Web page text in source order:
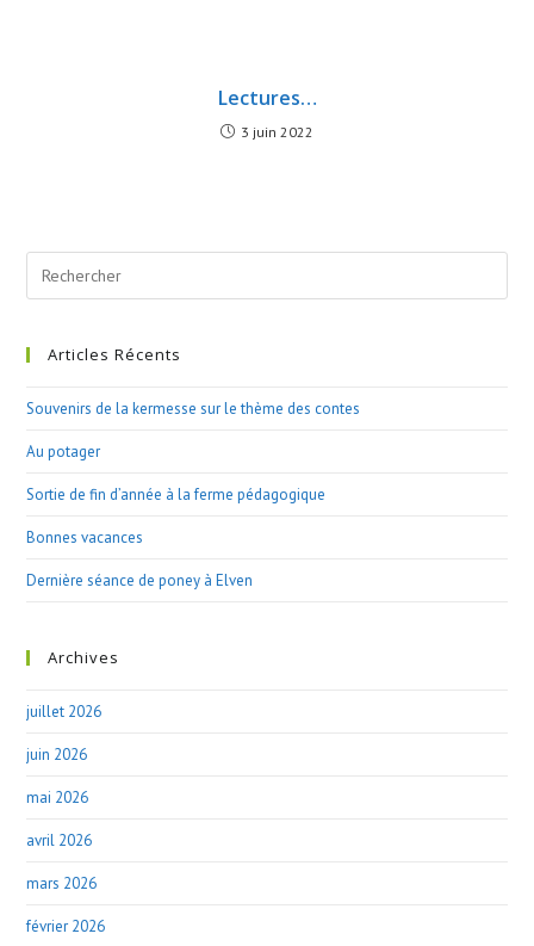
Lectures…
3 juin 2022
Search
this
Articles Récents
Souvenirs de la kermesse sur le thème des contes
Au potager
Sortie de fin d’année à la ferme pédagogique
Bonnes vacances
Dernière séance de poney à Elven
Archives
juillet 2026
juin 2026
mai 2026
avril 2026
mars 2026
février 2026